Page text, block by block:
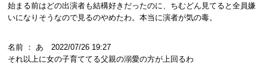
始まる前はどの出演者も結構好きだったのに、ちむどん見てると全員嫌
いになりそうなので見るのやめたわ。本当に演者が気の毒。
名前 ： あ 2022/07/26 19:27
それ以上に女の子育ててる父親の溺愛の方が上回るわ